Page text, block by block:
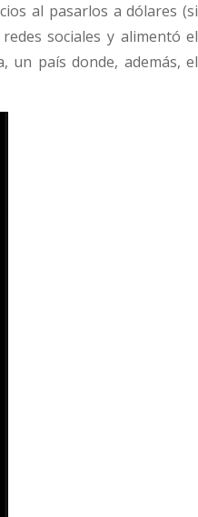
al pasarlos a dólares (si
sociales y alimentó el
un país donde, además, el